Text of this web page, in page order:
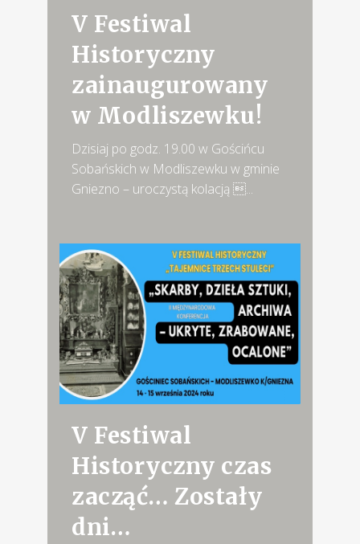
V Festiwal
Historyczny
zainaugurowany
w Modliszewku!
Dzisiaj po godz. 19.00 w Gościńcu
Sobańskich w Modliszewku w gminie
Gniezno – uroczystą kolacją ...
V Festiwal
Historyczny czas
zacząć… Zostały
dni…